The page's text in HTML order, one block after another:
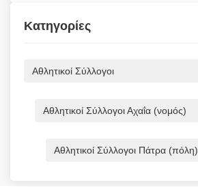
Κατηγορίες
Αθλητικoί Σύλλογοι
Αθλητικoί Σύλλογοι Αχαΐα (νομός)
Αθλητικoί Σύλλογοι Πάτρα (πόλη)